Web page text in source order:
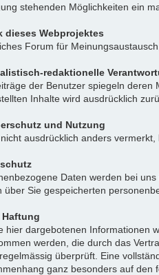
stehenden Möglichkeiten ein
dieses Webprojektes
Forum für
redaktionelle
der Benutzer spiegeln
Inhalte wird ausdrücklich
und Nutzung
ausdrücklich anders
Daten werden bei
über Sie gespeicherten
Haftung
hier dargebotenen Informationen
werden, die durch das
überprüft. Eine
ganz besonders auf den